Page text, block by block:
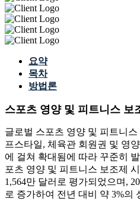
요약
목차
방법론
스포츠 영양 및 피트니스 보
글로벌 스포츠 영양 및 피트니
프스타일, 체육관 회원권 및 영
에 걸쳐 확대됨에 따라 꾸준히
포츠 영양 및 피트니스 보조제
1,564만 달러로 평가되었으며,
로 증가하여 전년 대비 약 3%의